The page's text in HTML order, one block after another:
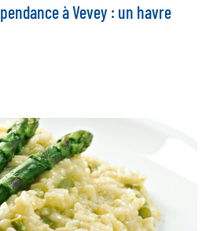
à Vevey : un havre